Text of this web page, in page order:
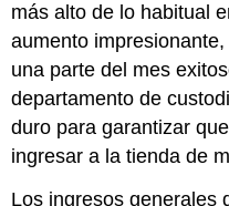
más alto de lo habitual
aumento
una parte del mes
departamento de
duro para garantizar
ingresar a la tienda de
Los ingresos generales